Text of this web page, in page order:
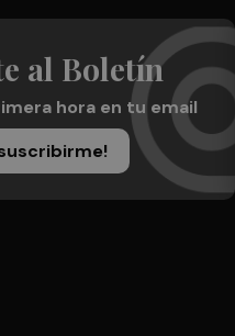
al Boletín
hora en tu email